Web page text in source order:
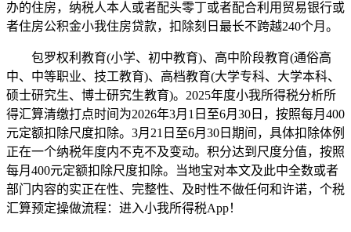
办的住房，纳税人本人或者配头零丁或者配合利用贸易银行或
者住房公积金小我住房贷款，扣除刻日最长不跨越240个月。
包罗权利教育(小学、初中教育)、高中阶段教育(通俗高
中、中等职业、技工教育)、高档教育(大学专科、大学本科、
硕士研究生、博士研究生教育)。2025年度小我所得税分析所
得汇算清缴打点时间为2026年3月1日至6月30日，按照每月400
元定额扣除尺度扣除。3月21日至6月30日期间，具体扣除体例
正在一个纳税年度内不克不及变动。积分达到尺度分值，按照
每月400元定额扣除尺度扣除。当地宝对本文及此中全数或者
部门内容的实正在性、完整性、及时性不做任何和许诺，个税
汇算预定操做流程：进入小我所得税App！